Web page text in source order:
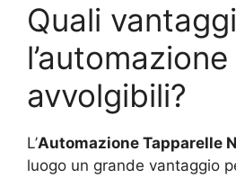
Quali
avvolgibili?
L’Automazione Tapparelle
luogo un grande vantaggio